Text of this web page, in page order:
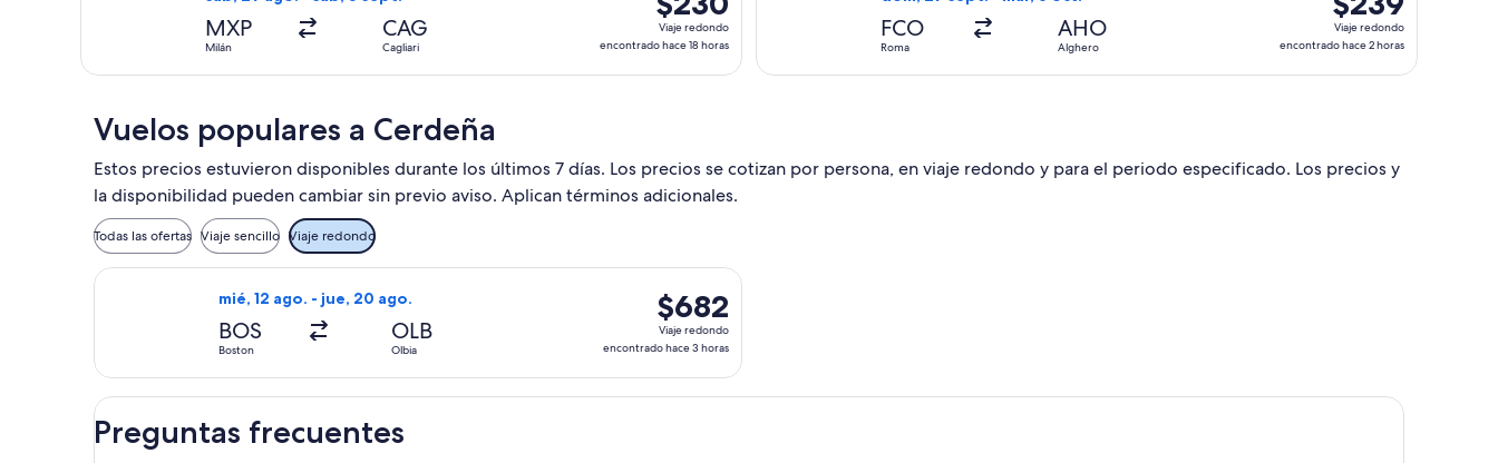
día
horas
MXP
Milán
CAG
Cagliari
Viaje
redondo,
encontrado
Viaje redondo
encontrado hace 18 horas
FCO
Roma
AHO
Alghero
Viaje
redondo,
encontrado
Viaje redondo
encontrado hace 2 horas
Vuelos populares a Cerdeña
Estos precios estuvieron disponibles durante los últimos 7 días. Los precios se cotizan por persona, en viaje redondo y para el periodo especificado. Los precios y
la disponibilidad pueden cambiar sin previo aviso. Aplican términos adicionales.
Todas las ofertas Viaje sencillo Viaje redondo
mié, 12 ago. - jue, 20 ago.
BOS
Boston
OLB
Olbia
$682
Viaje
redondo,
encontrado
hace
$682
Viaje redondo
encontrado hace 3 horas
Seleccionar vuelo de Delta, con salida el mié, 12 ago. desde Boston hacia Olbia, con regreso el jue, 20 ago., con precio de $682. encontrado hace 3 horas
Preguntas frecuentes